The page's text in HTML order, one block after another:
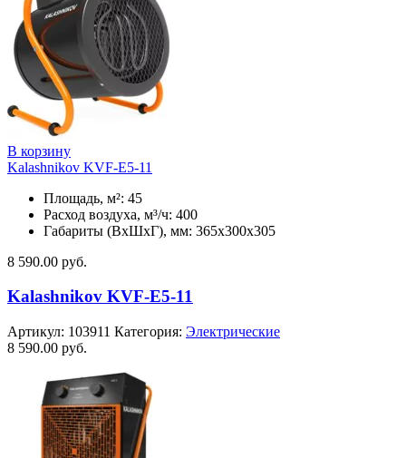
В корзину
Kalashnikov KVF-E5-11
Площадь, м²: 45
Расход воздуха, м³/ч: 400
Габариты (ВхШхГ), мм: 365x300x305
8 590.00 руб.
Kalashnikov KVF-E5-11
Артикул: 103911 Категория: Электрические
8 590.00 руб.